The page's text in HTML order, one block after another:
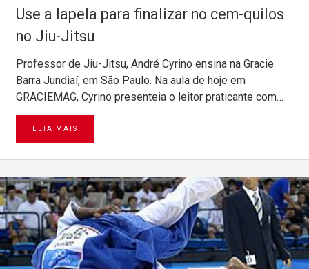
Use a lapela para finalizar no cem-quilos
no Jiu-Jitsu
Professor de Jiu-Jitsu, André Cyrino ensina na Gracie
Barra Jundiaí, em São Paulo. Na aula de hoje em
GRACIEMAG, Cyrino presenteia o leitor praticante com…
LEIA MAIS